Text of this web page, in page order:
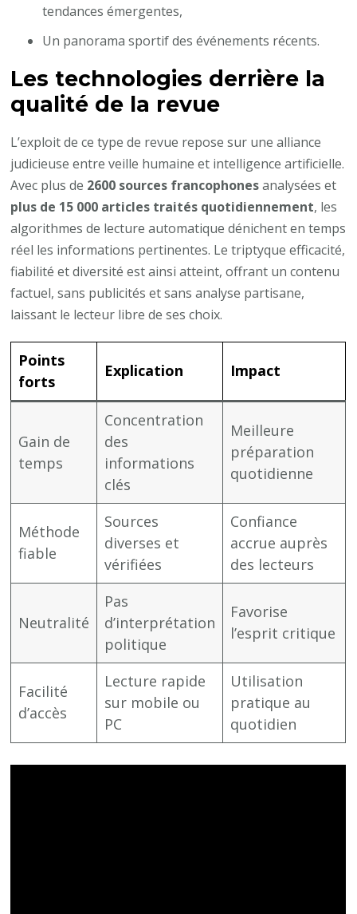
tendances émergentes,
Un panorama sportif des événements récents.
Les technologies derrière la
qualité de la revue
L’exploit de ce type de revue repose sur une alliance
judicieuse entre veille humaine et intelligence artificielle.
Avec plus de 2600 sources francophonesanalysées et
plus de 15 000 articles traités quotidiennement, les
algorithmes de lecture automatique dénichent en temps
réel les informations pertinentes. Le triptyque efficacité,
fiabilité et diversité est ainsi atteint, offrant un contenu
factuel, sans publicités et sans analyse partisane,
laissant le lecteur libre de ses choix.
Points
forts
Explication Impact
Gain de
temps
Concentration
des
informations
clés
Meilleure
préparation
quotidienne
Méthode
fiable
Sources
diverses et
vérifiées
Confiance
accrue auprès
des lecteurs
Neutralité
Pas
d’interprétation
politique
Favorise
l’esprit critique
Facilité
d’accès
Lecture rapide
sur mobile ou
PC
Utilisation
pratique au
quotidien